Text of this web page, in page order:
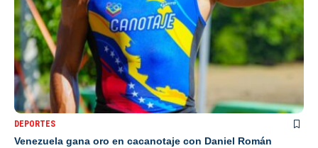
DEPORTES
Venezuela gana oro en cacanotaje con Daniel Román